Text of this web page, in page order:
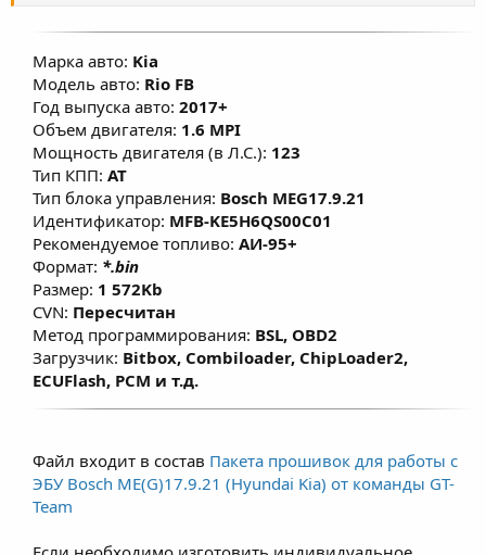
АИ95! Произведена настройка карт
топливоподачи, УОЗ, коррекции УОЗ,
системы изменения фаз ГРМ, изменены
факторы, влияющие на расчет моментной
модели, переработаны алгоритмы
включения кондиционера в мощностном
режиме, что позволяет улучшить
эластичность и динамику без
существенного изменения расхода
топлива. Данные решения предназначены
для повседневной езды при этом не влияет
на ресурс двигателя, а в большинстве
случаев при использовании
рекомендованного топлива (согласно ТТХ
позволяет продлить срок службы ДВС. Для
атмосферных двигателей прирост по
Марка авто: Kia
Модель авто: Rio FB
Год выпуска авто: 2017+
Объем двигателя: 1.6 MPI
Мощность двигателя (в Л.С.): 123
Тип КПП: AT
Тип блока управления: Bosch MEG17.9.21
Идентификатор: MFB-KE5H6QS00C01
Рекомендуемое топливо: АИ-95+
Формат: *.bin
Размер: 1 572Kb
CVN: Пересчитан
Метод программирования: BSL, OBD2
Загрузчик: Bitbox, Combiloader, ChipLoader2,
ECUFlash, PCM и т.д.
Файл входит в состав Пакета прошивок для работы с
ЭБУ Bosch ME(G)17.9.21 (Hyundai Kia) от команды GT-
Team